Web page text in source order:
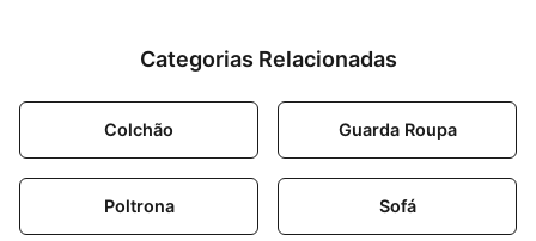
Categorias Relacionadas
Colchão Guarda Roupa
Poltrona Sofá